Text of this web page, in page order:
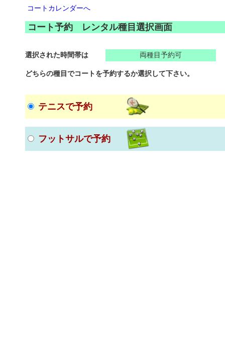
コートカレンダーへ
コート予約 レンタル種目選択画面
選択された時間帯は 両種目予約可
どちらの種目でコートを予約するか選択して下さい。
テニスで予約
フットサルで予約